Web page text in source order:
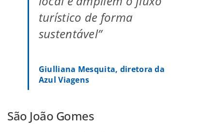
turístico de forma
sustentável”
Giulliana Mesquita, diretora da
Azul Viagens
São João Gomes